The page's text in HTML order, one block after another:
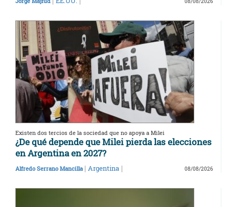
08/08/2026
Existen dos tercios de la sociedad que no apoya a Milei
¿De qué depende que Milei pierda las elecciones
en Argentina en 2027?
Alfredo Serrano Mancilla | Argentina | 08/08/2026